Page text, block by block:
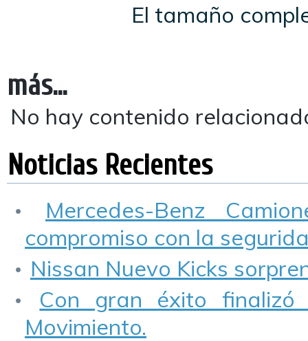
El tamaño
más...
No hay contenido
Noticias Recientes
Mercedes-Benz
compromiso con la
Nissan Nuevo Kicks
Con gran éxito
Movimiento.